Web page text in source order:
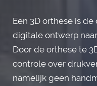
Een 3D orthese is
digitale ontwerp
Door de orthese te
controle over
namelijk geen